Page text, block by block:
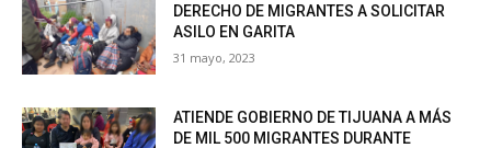
DERECHO DE MIGRANTES A SOLICITAR
ASILO EN GARITA
31 mayo, 2023
ATIENDE GOBIERNO DE TIJUANA A MÁS
DE MIL 500 MIGRANTES DURANTE